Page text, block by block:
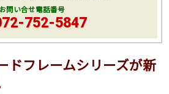
ドフレームシリーズが新
お問い合せ電話番号
752-5847